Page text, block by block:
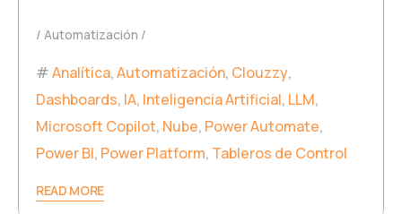
Automatización
Analítica,Automatización, Clouzzy,
Dashboards, IA, Inteligencia Artificial, LLM,
Microsoft Copilot, Nube, Power Automate,
Power BI, Power Platform, Tableros de Control
READ MORE